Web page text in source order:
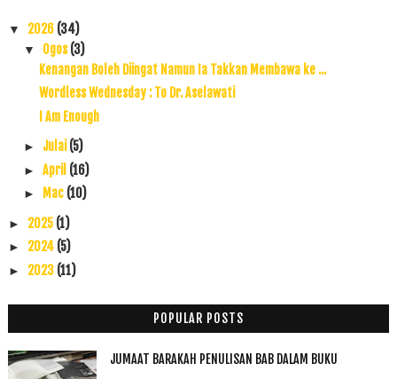
▼ 2026 (34)
▼ Ogos(3)
Kenangan Boleh Diingat Namun Ia Takkan Membawa ke ...
Wordless Wednesday : To Dr. Aselawati
I Am Enough
► Julai(5)
► April (16)
► Mac (10)
► 2025 (1)
► 2024 (5)
► 2023 (11)
►2019(118)
POPULAR POSTS
JUMAAT BARAKAH PENULISAN BAB DALAM BUKU